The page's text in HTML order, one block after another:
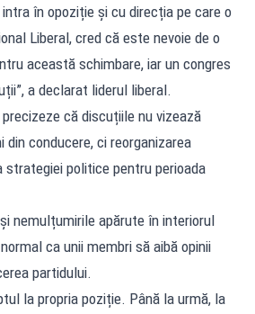
intra în opoziție și cu direcția pe care o
Liberal, cred că este nevoie de o
această schimbare, iar un congres
a declarat liderul liberal.
că discuțiile nu vizează
din conducere, ci reorganizarea
strategiei politice pentru perioada
nemulțumirile apărute în interiorul
ca unii membri să aibă opinii
partidului.
la propria poziție. Până la urmă, la